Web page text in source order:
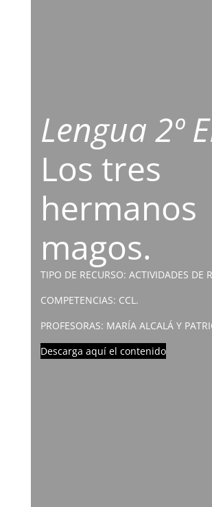
Lengua 2º
Los tres
hermanos
magos.
TIPO DE RECURSO: ACTIVIDADES DE
COMPETENCIAS: CCL.
PROFESORAS: MARÍA ALCALÁ Y
Descarga aquí el contenido